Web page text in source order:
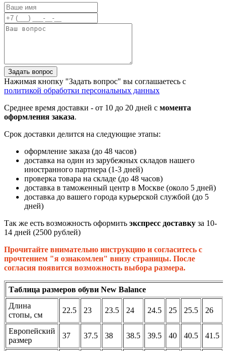
Задать вопрос
Нажимая кнопку "Задать вопрос" вы соглашаетесь с
политикой обработки персональных данных
Среднее время доставки - от 10 до 20 дней с момента
оформления заказа.
Срок доставки делится на следующие этапы:
оформление заказа (до 48 часов)
доставка на один из зарубежных складов нашего
иностранного партнера (1-3 дней)
проверка товара на складе (до 48 часов)
доставка в таможенный центр в Москве (около 5 дней)
доставка до вашего города курьерской службой (до 5
дней)
Так же есть возможность оформить экспресс доставку за 10-
14 дней (2500 рублей)
Прочитайте внимательно инструкцию и согласитесь с
прочтением "я ознакомлен" внизу страницы. После
согласия появится возможность выбора размера.
Таблица размеров обуви New Balance
Длина
стопы, см
22.5 23 23.5 24 24.5 25 25.5 26
Европейский
размер
37 37.5 38 38.5 39.5 40 40.5 41.5